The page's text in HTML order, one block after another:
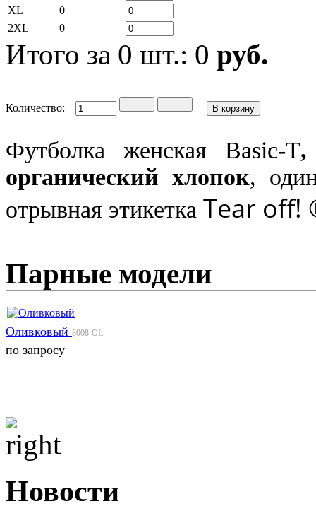
XL
0
2XL
0
Итого за 0 шт.: 0 руб.
Количество:
Футболка женская Basic-T
органический хлопок,
отрывная этикетка Tear off!
Парные модели
Оливковый 8008-OL
по запросу
Новости